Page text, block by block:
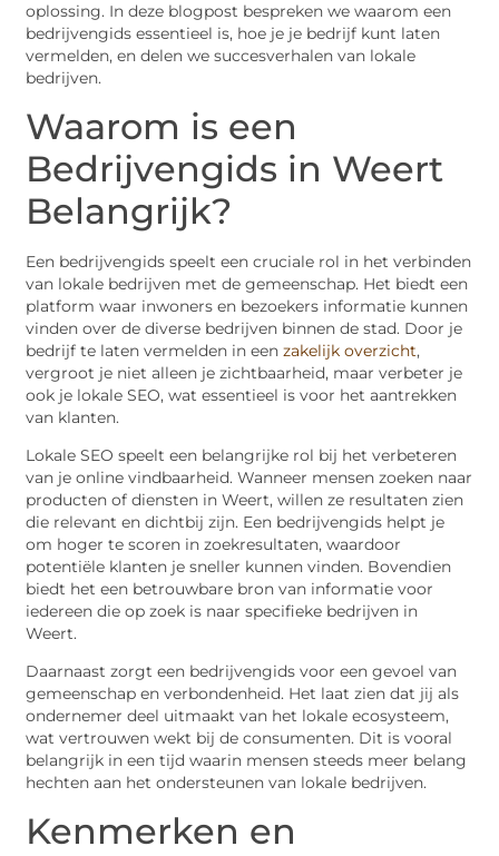
oplossing. In deze blogpost bespreken we waarom een
bedrijvengids essentieel is, hoe je je bedrijf kunt laten
vermelden, en delen we succesverhalen van lokale
bedrijven.
Waarom is een
Bedrijvengids in Weert
Belangrijk?
Een bedrijvengids speelt een cruciale rol in het verbinden
van lokale bedrijven met de gemeenschap. Het biedt een
platform waar inwoners en bezoekers informatie kunnen
vinden over de diverse bedrijven binnen de stad. Door je
bedrijf te laten vermelden in eenzakelijk overzicht,
vergroot je niet alleen je zichtbaarheid, maar verbeter je
ook je lokale SEO, wat essentieel is voor het aantrekken
van klanten.
Lokale SEO speelt een belangrijke rol bij het verbeteren
van je online vindbaarheid. Wanneer mensen zoeken naar
producten of diensten in Weert, willen ze resultaten zien
die relevant en dichtbij zijn. Een bedrijvengids helpt je
om hoger te scoren in zoekresultaten, waardoor
potentiële klanten je sneller kunnen vinden. Bovendien
biedt het een betrouwbare bron van informatie voor
iedereen die op zoek is naar specifieke bedrijven in
Weert.
Daarnaast zorgt een bedrijvengids voor een gevoel van
gemeenschap en verbondenheid. Het laat zien dat jij als
ondernemer deel uitmaakt van het lokale ecosysteem,
wat vertrouwen wekt bij de consumenten. Dit is vooral
belangrijk in een tijd waarin mensen steeds meer belang
hechten aan het ondersteunen van lokale bedrijven.
Kenmerken en